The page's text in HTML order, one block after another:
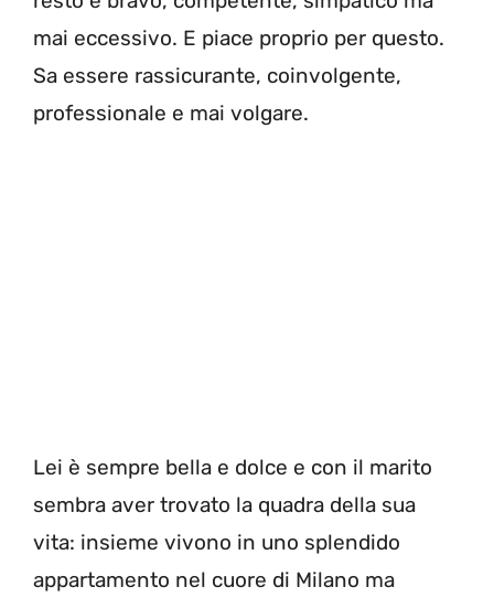
mai eccessivo. E piace proprio per questo.
Sa essere rassicurante, coinvolgente,
professionale e mai volgare.
Lei è sempre bella e dolce e con il marito
sembra aver trovato la quadra della sua
vita: insieme vivono in uno splendido
appartamento nel cuore di Milano ma